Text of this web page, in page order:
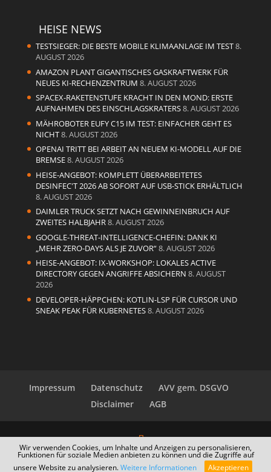
HEISE NEWS
TESTSIEGER: DIE BESTE MOBILE KLIMAANLAGE IM TEST8.
AUGUST 2026
AMAZON PLANT GIGANTISCHES GASKRAFTWERK FÜR
NEUES KI-RECHENZENTRUM 8. AUGUST 2026
SPACEX-RAKETENSTUFE KRACHT IN DEN MOND: ERSTE
AUFNAHMEN DES EINSCHLAGSKRATERS8. AUGUST 2026
MÄHROBOTER EUFY C15 IM TEST: EINFACHER GEHT ES
NICHT8. AUGUST 2026
OPENAI TRITT BEI ARBEIT AN NEUEM KI-MODELL AUF DIE
BREMSE8. AUGUST 2026
HEISE-ANGEBOT: KOMPLETT ÜBERARBEITETES
DESINFEC'T 2026 AB SOFORT AUF USB-STICK ERHÄLTLICH
8. AUGUST 2026
DAIMLER TRUCK SETZT NACH GEWINNEINBRUCH AUF
ZWEITES HALBJAHR8. AUGUST 2026
GOOGLE-THREAT-INTELLIGENCE-CHEFIN: DANK KI
„MEHR ZERO-DAYS ALS JE ZUVOR“8. AUGUST 2026
HEISE-ANGEBOT: IX-WORKSHOP: LOKALES ACTIVE
DIRECTORY GEGEN ANGRIFFE ABSICHERN 8. AUGUST
2026
DEVELOPER-HÄPPCHEN: KOTLIN-LSP FÜR CURSOR UND
SNEAK PEAK FÜR KUBERNETES8. AUGUST 2026
Impressum Datenschutz
AVV gem. DSGVO
Disclaimer
AGB
Designed byElegant Themes| Powered by
Wir verwenden Cookies, um Inhalte und Anzeigen zu personalisieren,
Funktionen für soziale Medien anbieten zu können und die Zugriffe auf
unsere Website zu analysieren. Weitere Informationen Akzeptieren